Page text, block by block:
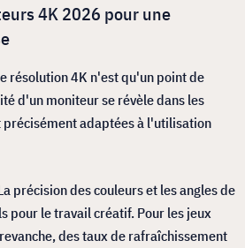
4K 2026 pour une
résolution 4K n'est qu'un point de
d'un moniteur se révèle dans les
adaptées à l'utilisation
précision des couleurs et les angles de
pour le travail créatif. Pour les jeux
des taux de rafraîchissement